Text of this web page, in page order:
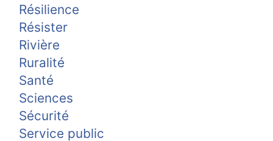
Résilience
Résister
Rivière
Ruralité
Santé
Sciences
Sécurité
Service public